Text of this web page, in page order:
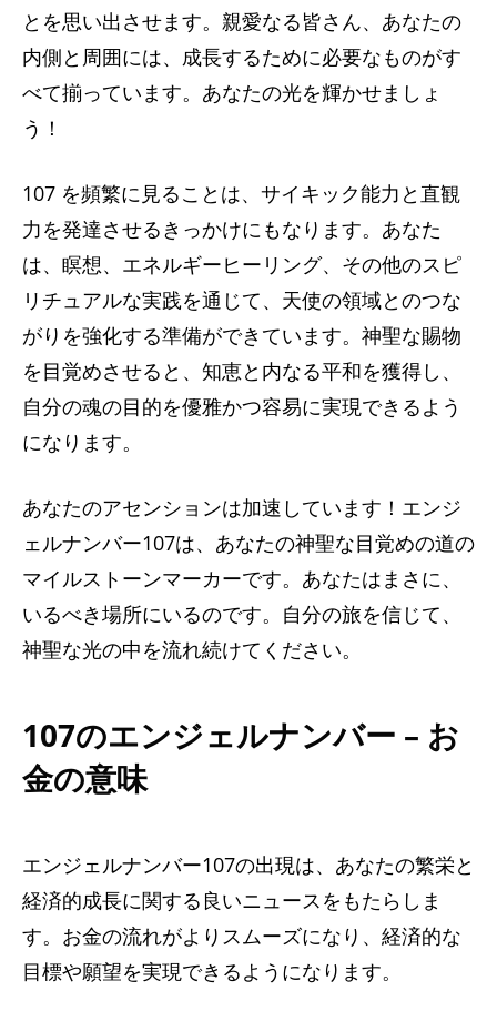
とを思い出させます。親愛なる皆さん、あなたの
内側と周囲には、成長するために必要なものがす
べて揃っています。あなたの光を輝かせましょ
う！
107 を頻繁に見ることは、サイキック能力と直観
力を発達させるきっかけにもなります。あなた
は、瞑想、エネルギーヒーリング、その他のスピ
リチュアルな実践を通じて、天使の領域とのつな
がりを強化する準備ができています。神聖な賜物
を目覚めさせると、知恵と内なる平和を獲得し、
自分の魂の目的を優雅かつ容易に実現できるよう
になります。
あなたのアセンションは加速しています！エンジ
ェルナンバー107は、あなたの神聖な目覚めの道の
マイルストーンマーカーです。あなたはまさに、
いるべき場所にいるのです。自分の旅を信じて、
神聖な光の中を流れ続けてください。
107のエンジェルナンバー – お
金の意味
エンジェルナンバー107の出現は、あなたの繁栄と
経済的成長に関する良いニュースをもたらしま
す。お金の流れがよりスムーズになり、経済的な
目標や願望を実現できるようになります。